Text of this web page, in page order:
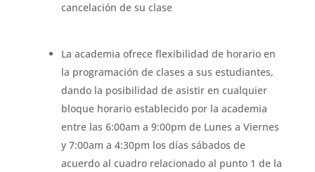
cancelación de su clase
La academia ofrece flexibilidad de horario en
la programación de clases a sus estudiantes,
dando la posibilidad de asistir en cualquier
bloque horario establecido por la academia
entre las 6:00am a 9:00pm de Lunes a Viernes
y 7:00am a 4:30pm los días sábados de
acuerdo al cuadro relacionado al punto 1 de la